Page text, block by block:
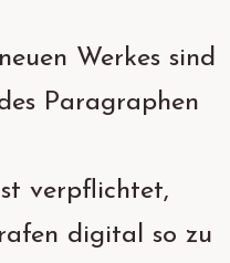
Werkes sind
Paragraphen
verpflichtet,
digital so zu